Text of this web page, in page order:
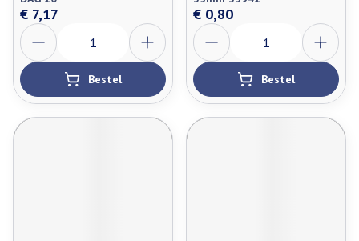
€ 7,17
Aantal
Bestel
€ 0,80
Aantal
Bestel